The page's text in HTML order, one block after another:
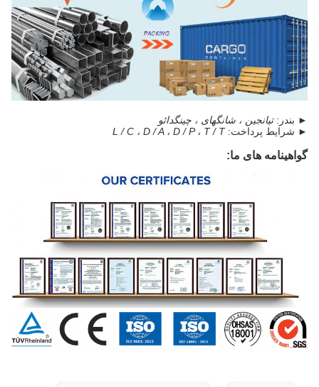
► بندر:تیانجین ، شانگهای ، چینگدائو
► شرایط پرداخت:L / C ، D / A ، D / P ، T / T
گواهینامه های ما: